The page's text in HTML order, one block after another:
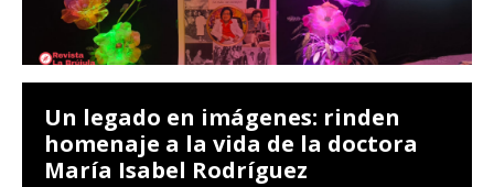
Un legado en imágenes: rinden
homenaje a la vida de la doctora
María Isabel Rodríguez